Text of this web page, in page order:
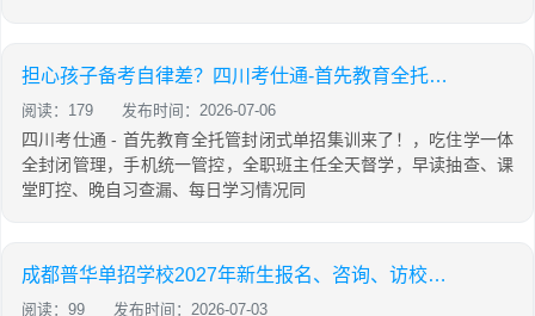
担心孩子备考自律差？四川考仕通-首先教育全托管式单招集训
阅读：179 发布时间：2026-07-06
四川考仕通 - 首先教育全托管封闭式单招集训来了！，吃住学一体
全封闭管理，手机统一管控，全职班主任全天督学，早读抽查、课
堂盯控、晚自习查漏、每日学习情况同
成都普华单招学校2027年新生报名、咨询、访校、预约试课联系总负责人钟主任
阅读：99 发布时间：2026-07-03